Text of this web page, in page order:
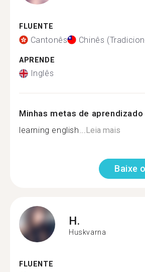
FLUENTE
Cantonês Chinês
APRENDE
Inglês
Minhas metas de aprendizado
learning english...Leia mais
Baixe
H.
Huskvarna
FLUENTE